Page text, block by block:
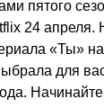
пятого
24 апреля.
«Ты»
для